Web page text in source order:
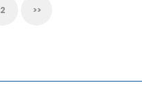
2 >>